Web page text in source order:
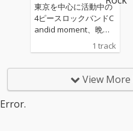
東京を中心に活動中の
4ピースロックバンドC
andid moment、晩夏
を歌った切なく甘いNe
w Single「海岸通り」
1 track
View
Error.